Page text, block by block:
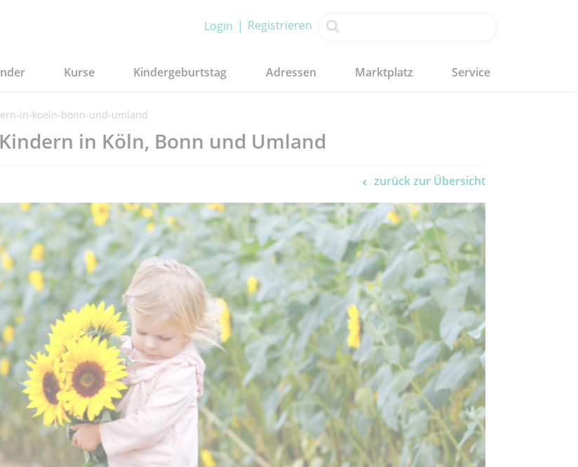
Login Registrieren
Kurse Kindergeburtstag Adressen Marktplatz Service
in-koeln-bonn-und-umland
in Köln, Bonn und Umland
zurück zur Übersicht